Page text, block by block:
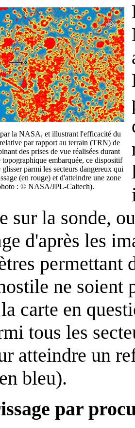
la NASA, et illustrant l'efficacité du
par rapport au terrain (TRN) de
des prises de vue réalisées durant
topographique embarquée, ce dispositif
parmi les secteurs dangereux qui
(en rouge) et d'atteindre une zone
: © NASA/JPL-Caltech).
sur la sonde,
d'après les
permettant
ne soient
carte en
tous les
atteindre un
bleu).
par